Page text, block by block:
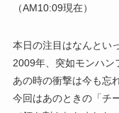
（AM10:09現在）
本日の注目はなんとい
2009年、突如モンハン
あの時の衝撃は今も忘
今回はあのときの「チ